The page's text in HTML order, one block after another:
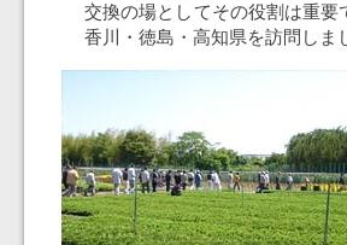
交換の場としてその役割は重
香川・徳島・高知県を訪問しま